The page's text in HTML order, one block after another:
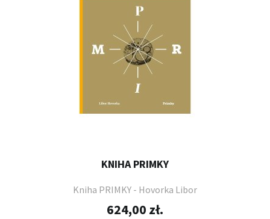
KNIHA PRIMKY
Kniha PRIMKY - Hovorka Libor
624,00 zł.